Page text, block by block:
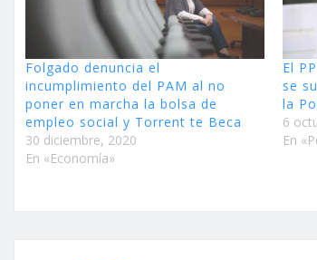
Folgado denuncia el
incumplimiento del PAM al no
poner en marcha la bolsa de
empleo social y Torrent te Beca
30 diciembre, 2020
En «Economía»
El
se
la
6
En